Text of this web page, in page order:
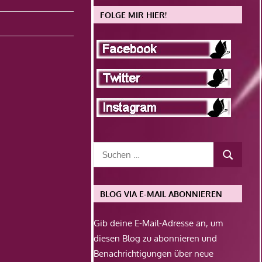
FOLGE MIR HIER!
BLOG VIA E-MAIL ABONNIEREN
Gib deine E-Mail-Adresse an, um
diesen Blog zu abonnieren und
Benachrichtigungen über neue